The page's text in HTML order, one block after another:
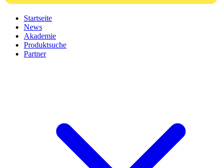
Startseite
News
Akademie
Produktsuche
Partner